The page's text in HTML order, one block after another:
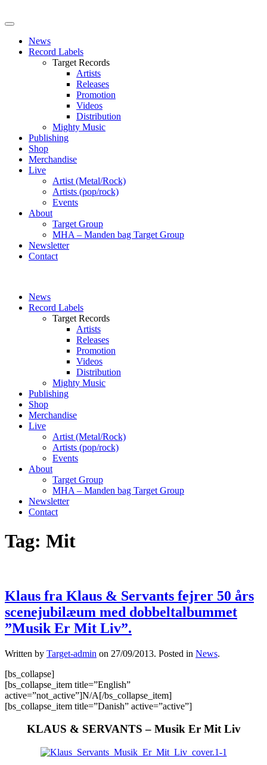
News
Record Labels
Target Records
Artists
Releases
Promotion
Videos
Distribution
Mighty Music
Publishing
Shop
Merchandise
Live
Artist (Metal/Rock)
Artists (pop/rock)
Events
About
Target Group
MHA – Manden bag Target Group
Newsletter
Contact
News
Record Labels
Target Records
Artists
Releases
Promotion
Videos
Distribution
Mighty Music
Publishing
Shop
Merchandise
Live
Artist (Metal/Rock)
Artists (pop/rock)
Events
About
Target Group
MHA – Manden bag Target Group
Newsletter
Contact
Tag: Mit
Klaus fra Klaus & Servants fejrer 50 års
scenejubilæum med dobbeltalbummet
”Musik Er Mit Liv”.
Written by Target-admin on 27/09/2013. Posted in News.
[bs_collapse]
[bs_collapse_item title=”English”
active=”not_active”]N/A[/bs_collapse_item]
[bs_collapse_item title=”Danish” active=”active”]
KLAUS & SERVANTS – Musik Er Mit Liv